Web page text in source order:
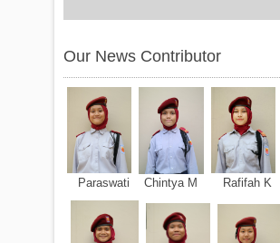
Our News Contributor
Paraswati Chintya M